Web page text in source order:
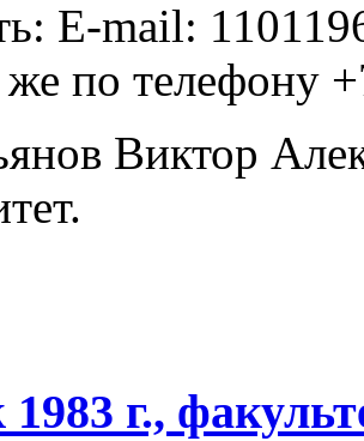
E-mail:
по телефону
Виктор
г.,